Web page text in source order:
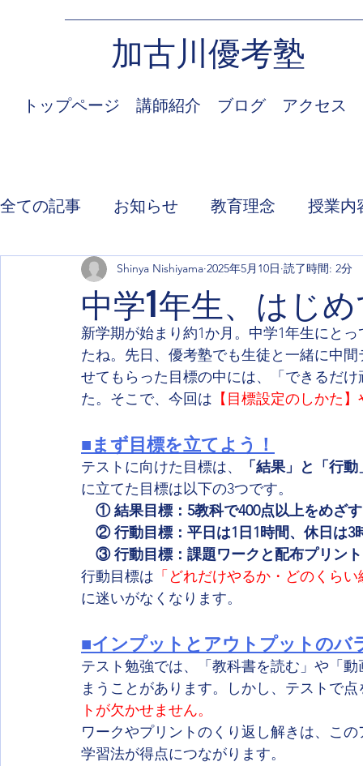
加古川優考塾
トップページ 講師紹介 ブログ アクセス
全ての記事 お知らせ 教育理念 授業内
中学1年生、はじ
Shinya Nishiyama 2025年5月10日 読了時間: 2分
新学期が始まり約1か月。中学1年生にと
たね。先日、優考塾でも生徒と一緒に中
せてもらった目標の中には、「できるだ
た。そこで、今回は 【目標設定のしかた
■まず目標を立てよう！
テストに向けた目標は、
「結果」と「行
に立てた目標は以下の3つです。
① 結果目標：5教科で400点以上をめざす
② 行動目標：平日は1日1時間、休日は3
③ 行動目標：課題ワークと配布プリン
行動目標は 「どれだけやるか・どのくら
に迷いがなくなります。
■インプットとアウトプットのバ
テスト勉強では、「教科書を読む」や「
まうことがあります。しかし、テストで
トが欠かせません。
ワークやプリントのくり返し解きは、こ
学習法が得点につながります。